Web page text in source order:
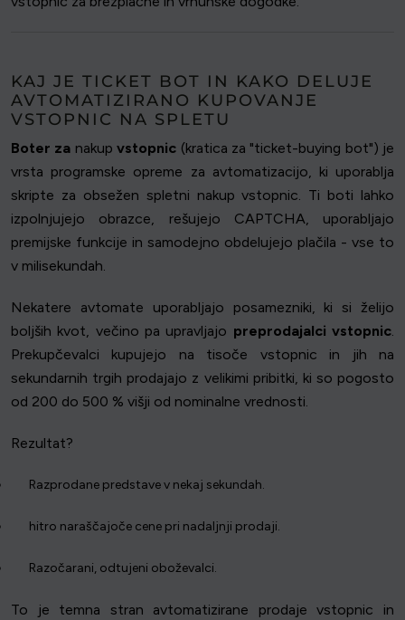
KAJ JE TICKET BOT IN KAKO DELUJE
AVTOMATIZIRANO KUPOVANJE
VSTOPNIC NA SPLETU
Boter za nakupvstopnic (kratica za "ticket-buying bot") je
vrsta programske opreme za avtomatizacijo, ki uporablja
skripte za obsežen spletni nakup vstopnic. Ti boti lahko
izpolnjujejo obrazce, rešujejo CAPTCHA, uporabljajo
premijske funkcije in samodejno obdelujejo plačila - vse to
v milisekundah.
Nekatere avtomate uporabljajo posamezniki, ki si želijo
boljših kvot, večino pa upravljajo preprodajalci vstopnic.
Prekupčevalci kupujejo na tisoče vstopnic in jih na
sekundarnih trgih prodajajo z velikimi pribitki, ki so pogosto
od 200 do 500 % višji od nominalne vrednosti.
Rezultat?
Razprodane predstave v nekaj sekundah.
hitro naraščajoče cene pri nadaljnji prodaji.
Razočarani, odtujeni oboževalci.
To je temna stran avtomatizirane prodaje vstopnic in